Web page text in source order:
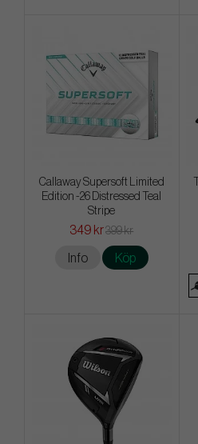
Callaway Supersoft Limited
Edition -26 Distressed Teal
Stripe
349 kr399 kr
Info Köp